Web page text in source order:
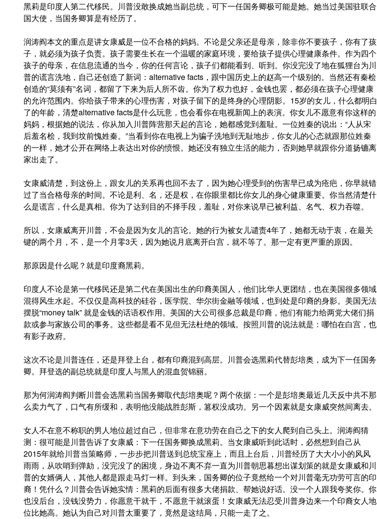
黑莉是印度人第二代移民。川普没敢换成她当副总统，可下一任国务卿极可能是她。她当过美国驻联合
国大使，当国务卿算是有经历了。
润涛阎本文的重点是讲女康威是一位不合格的妈妈。不论是父亲还是母亲，除非你不要孩子，你有了孩
子，就必须为孩子负责。孩子需要生长在一个温暖的家庭环境，要给孩子提供心理健康条件。作为四个
孩子的母亲，在信息流通的当今，你的任何言论，孩子们都能看到、听到。你没完没了地在狐狸台为川
普的谎言洗地，自己还创造了新词：alternative facts，跟中国历史上的赵高一个级别的。当然还有秦桧
创造的“莫须有”名词，都留了下来为后人所不齿。你为了权力也好，金钱也罢，都必须在孩子心理健康
的允许范围内。你给孩子带来的心理伤害，对孩子留下的是终身的心理阴影。15岁的女儿，什么都明白
了的年龄，清楚alternative facts是什么玩意，也会看你在电视新闻上的表演。你女儿不愿意有你这样的
妈妈，根据她的说法，你从加入川普阵营那天起的言论，她都感觉到羞耻。一位姓秦的说出：“人从宋
后羞名桧，我到坟前愧姓秦。”当看到你在电视上为骗子洗地到无耻地步，你女儿的心态就跟那位姓秦
的一样，她才公开在网络上表达出对你的愤恨。她还没有独立生活的能力，否则她早就跟你分道扬镳离
家出走了。
女康威清楚，到这份上，跟女儿的关系再也回不去了，因为她心理受到的伤害早已成为疮疤，你早就错
过了当合格母亲的时间。不论是利、名，还是权，在你眼里都比你女儿的身心健康重要。你当然清楚什
么是谎言，什么是真相。你为了达到目的不择手段，羞耻，对你来说早已被利益、名气、权力吞噬。
所以，女康威离开川普，不会是因为女儿的言论。她的行为被女儿谴责4年了，她都无动于衷，在最关
键的两个月，不，是一个月零3天，因为她说月底离开白宫，就不等了。那一定有更严重的原因。
那原因是什么呢？就是印度裔黑莉。
印度人不论是第一代移民还是第二代在美国出生的印裔美国人，他们比华人更团结，也在美国很多领域
混得风生水起。不仅仅是高科技的硅谷，医学院、华尔街金融等领域，也到处是印裔的身影。美国无法
摆脱“money talk” 就是金钱的话语权作用。美国的大公司很多总裁是印裔，他们有能力给两党大佬们捐
款或参与家族公司的事务。这些都是看不见但无法杜绝的领域。按照川普的说法就是：哪怕在白宫，也
有影子政府。
这次不论是川普连任，还是拜登上台，都有印裔混到高层。川普会选黑莉代替彭培奥，成为下一任国务
卿。拜登选的副总统就是印度人与黑人的混血贺锦丽。
那为何润涛阎判断川普会选黑莉当国务卿取代彭培奥呢？两个依据：一个是彭培奥最近几天反中共不那
么卖力气了，口气有所缓和，表明他没能战胜彭斯，篡权没成功。另一个因素就是女康威突然间离去。
女人不在意不称职的男人地位超过自己，但非常在意功劳在自己之下的女人爬到自己头上。润涛阎猜
测：很可能是川普告诉了女康威：下一任国务卿换成黑莉。当女康威听到此话时，必然想到自己从
2015年就给川普当策略师，一步步把川普送到总统宝座上，而且上台后，川普经历了大大小小的风风
雨雨，从吹哨到弹劾，没完没了的困境，身边不离不弃一直为川普朝思暮想出谋划策的就是女康威和川
普的女婿俩人，其他人都是跟走马灯一样。到头来，国务卿的位子竟然给一个对川普毫无功劳可言的印
裔！凭什么？川普会告诉她实情：黑莉的后面有很多大佬捐款、帮她说好话。没一个人跟我夸奖你。你
也没后台，没钱没势力，你愿意干就干，不愿意干就滚蛋！女康威无法忍受川普身边来一个印裔女人地
位比她高。她认为自己对川普太重要了，竟然是这结局，只能一走了之。